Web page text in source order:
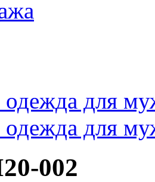
одежда для
одежда для
002